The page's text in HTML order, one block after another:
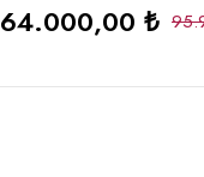
64.000,00 ₺